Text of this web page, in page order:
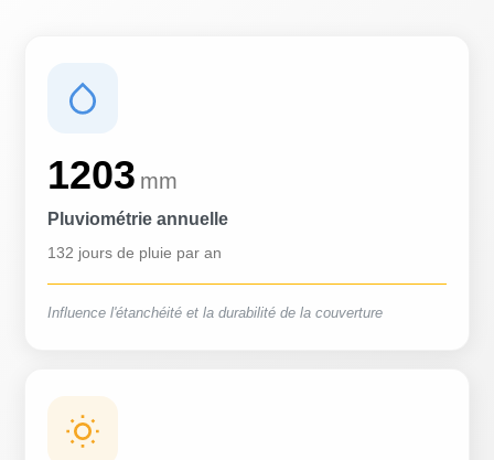
1203 mm
Pluviométrie annuelle
132 jours de pluie par an
Influence l'étanchéité et la durabilité de la couverture